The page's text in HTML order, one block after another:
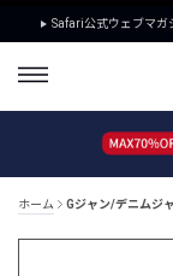
Safari公式ウェブマガ
ホーム Gジャン/デニムジ